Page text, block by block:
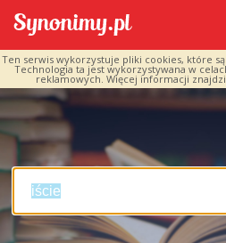
Ten serwis wykorzystuje pliki cookies, które
Technologia ta jest wykorzystywana w
reklamowych. Więcej informacji